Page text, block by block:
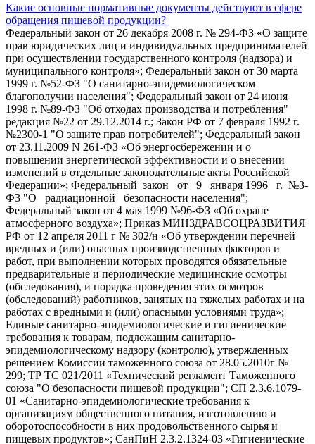
Какие основные нормативные документы действуют в сфере
обращения пищевой продукции?
Федеральный закон от 26 декабря 2008 г. № 294-ФЗ «О защите
прав юридических лиц и индивидуальных предпринимателей
при осуществлении государственного контроля (надзора) и
муниципального контроля»; Федеральный закон от 30 марта
1999 г. №52-ФЗ "О санитарно-эпидемиологическом
благополучии населения"; Федеральный закон от 24 июня
1998 г. №89-ФЗ "Об отходах производства и потребления"
редакция №22 от 29.12.2014 г.; Закон РФ от 7 февраля 1992 г.
№2300-1 "О защите прав потребителей"; Федеральный закон
от 23.11.2009 N 261-ФЗ «Об энергосбережении и о
повышении энергетической эффективности и о внесении
изменений в отдельные законодательные акты Российской
Федерации»; Федеральный закон от 9 января 1996 г. №3-
Ф3 "О радиационной безопасности населения";
Федеральный закон от 4 мая 1999 №96-ФЗ «Об охране
атмосферного воздуха»; Приказ МИНЗДРАВСОЦРАЗВИТИЯ
РФ от 12 апреля 2011 г № 302/н «Об утверждении перечней
вредных и (или) опасных производственных факторов и
работ, при выполнении которых проводятся обязательные
предварительные и периодические медицинские осмотры
(обследования), и порядка проведения этих осмотров
(обследований) работников, занятых на тяжелых работах и на
работах с вредными и (или) опасными условиями труда»;
Единые санитарно-эпидемиологические и гигиенические
требования к товарам, подлежащим санитарно-
эпидемиологическому надзору (контролю), утвержденных
решением Комиссии таможенного союза от 28.05.2010г №
299; ТР ТС 021/2011 «Технический регламент Таможенного
союза "О безопасности пищевой продукции"; СП 2.3.6.1079-
01 «Санитарно-эпидемиологические требования к
организациям общественного питания, изготовлению и
оборотоспособности в них продовольственного сырья и
пищевых продуктов»; СанПиН 2.3.2.1324-03 «Гигиенические